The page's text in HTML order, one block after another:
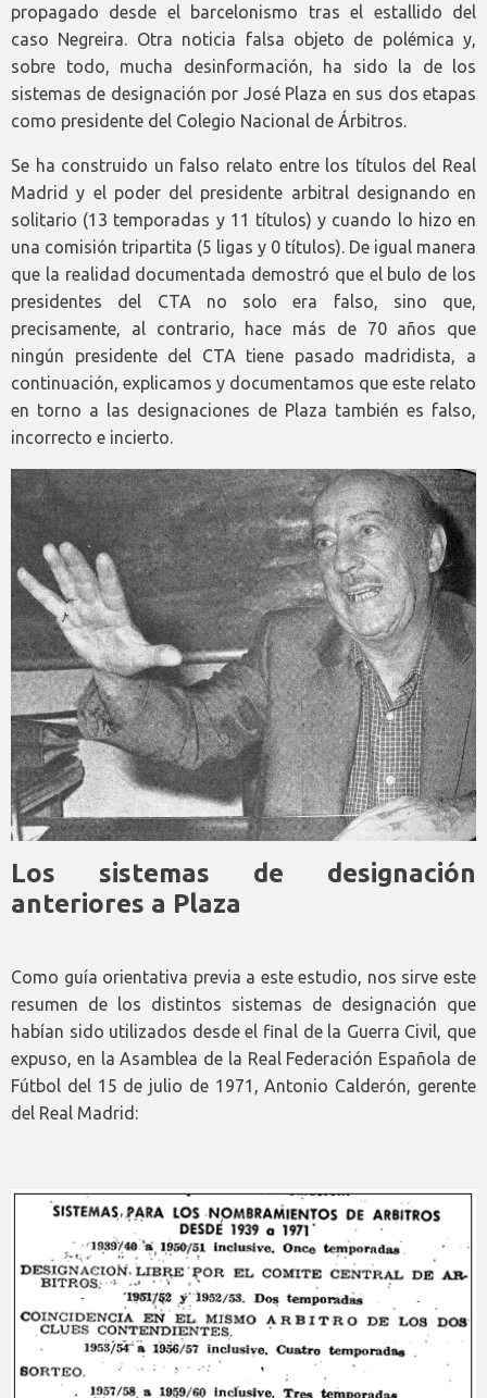
propagado desde el barcelonismo tras el estallido del
caso Negreira. Otra noticia falsa objeto de polémica y,
sobre todo, mucha desinformación, ha sido la de los
sistemas de designación por José Plaza en sus dos etapas
como presidente del Colegio Nacional de Árbitros.
Se ha construido un falso relato entre los títulos del Real
Madrid y el poder del presidente arbitral designando en
solitario (13 temporadas y 11 títulos) y cuando lo hizo en
una comisión tripartita (5 ligas y 0 títulos). De igual manera
que la realidad documentada demostró que el bulo de los
presidentes del CTA no solo era falso, sino que,
precisamente, al contrario, hace más de 70 años que
ningún presidente del CTA tiene pasado madridista, a
continuación, explicamos y documentamos que este relato
en torno a las designaciones de Plaza también es falso,
incorrecto e incierto.
Los sistemas de designación
anteriores a Plaza
Como guía orientativa previa a este estudio, nos sirve este
resumen de los distintos sistemas de designación que
habían sido utilizados desde el final de la Guerra Civil, que
expuso, en la Asamblea de la Real Federación Española de
Fútbol del 15 de julio de 1971, Antonio Calderón, gerente
del Real Madrid: